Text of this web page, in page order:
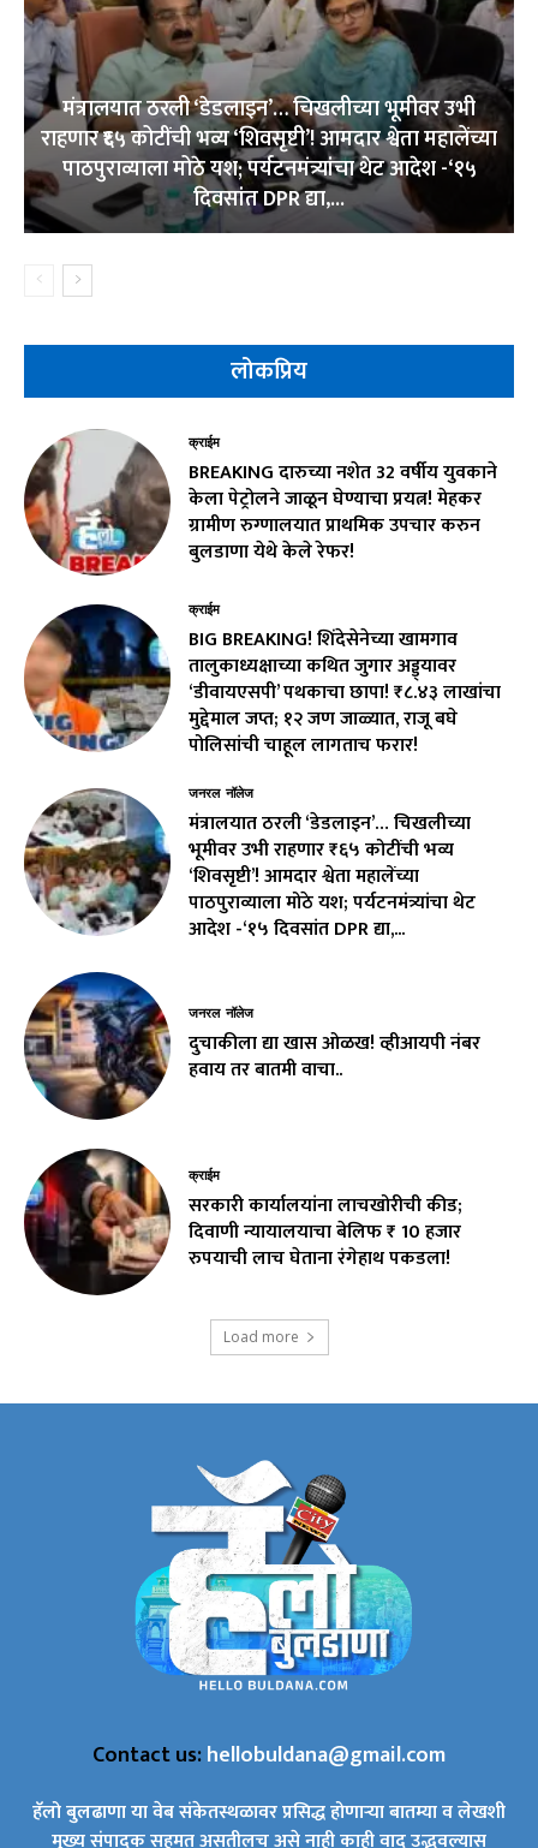
मंत्रालयात ठरली ‘डेडलाइन’… चिखलीच्या भूमीवर उभी
राहणार ₹६५ कोटींची भव्य ‘शिवसृष्टी’! आमदार श्वेता महालेंच्या
पाठपुराव्याला मोठे यश; पर्यटनमंत्र्यांचा थेट आदेश -‘१५
दिवसांत DPR द्या,...
लोकप्रिय
क्राईम
BREAKING दारुच्या नशेत 32 वर्षीय युवकाने
केला पेट्रोलने जाळून घेण्याचा प्रयत्न! मेहकर
ग्रामीण रुग्णालयात प्राथमिक उपचार करुन
बुलडाणा येथे केले रेफर!
क्राईम
BIG BREAKING! शिंदेसेनेच्या खामगाव
तालुकाध्यक्षाच्या कथित जुगार अड्ड्यावर
‘डीवायएसपी’ पथकाचा छापा! ₹८.४३ लाखांचा
मुद्देमाल जप्त; १२ जण जाळ्यात, राजू बघे
पोलिसांची चाहूल लागताच फरार!
जनरल नॉलेज
मंत्रालयात ठरली ‘डेडलाइन’… चिखलीच्या
भूमीवर उभी राहणार ₹६५ कोटींची भव्य
‘शिवसृष्टी’! आमदार श्वेता महालेंच्या
पाठपुराव्याला मोठे यश; पर्यटनमंत्र्यांचा थेट
आदेश -‘१५ दिवसांत DPR द्या,...
जनरल नॉलेज
दुचाकीला द्या खास ओळख! व्हीआयपी नंबर
हवाय तर बातमी वाचा..
क्राईम
सरकारी कार्यालयांना लाचखोरीची कीड;
दिवाणी न्यायालयाचा बेलिफ ₹ 10 हजार
रुपयाची लाच घेताना रंगेहाथ पकडला!
Load more
Contact us:hellobuldana@gmail.com
हॅलो बुलढाणा या वेब संकेतस्थळावर प्रसिद्ध होणाऱ्या बातम्या व लेखशी